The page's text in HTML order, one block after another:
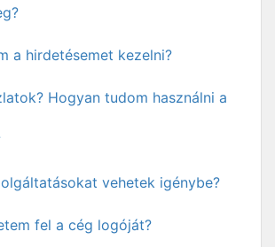
a hirdetésemet kezelni?
Hogyan tudom használni a
vehetek igénybe?
fel a cég logóját?